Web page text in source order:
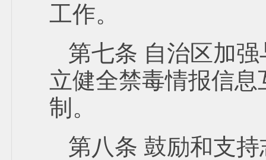
工作。
第七条 自治区加
立健全禁毒情报信
制。
第八条 鼓励和支